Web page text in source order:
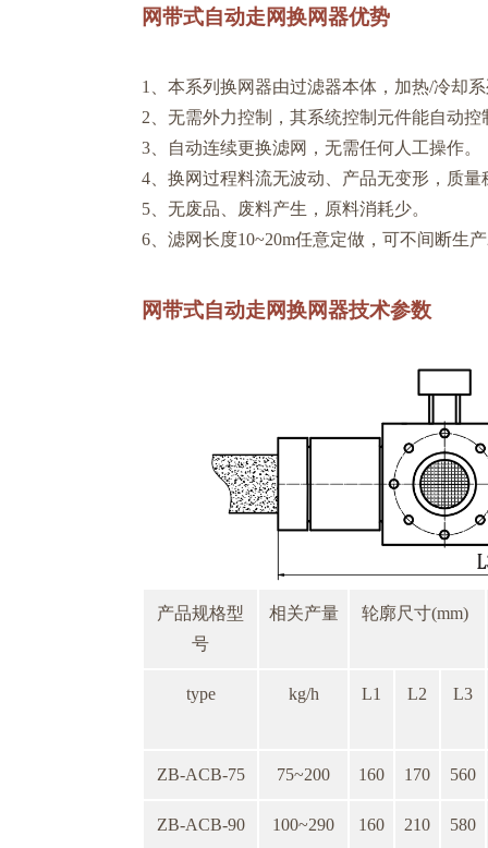
网带式自动走网换网器优势
1、本系列换网器由过滤器本体，加热/冷却
2、无需外力控制，其系统控制元件能自动
3、自动连续更换滤网，无需任何人工操作。
4、换网过程料流无波动、产品无变形，质量
5、无废品、废料产生，原料消耗少。
6、滤网长度10~20m任意定做，可不间断生
网带式自动走网换网器技术参数
产品规格型
号
相关产量 轮廓尺寸(mm)
type kg/h L1 L2 L3
ZB-ACB-75 75~200 160 170 560
ZB-ACB-90 100~290 160 210 580